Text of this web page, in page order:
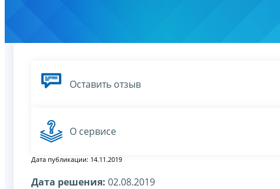
Оставить отзыв
О сервисе
Дата публикации: 14.11.2019
Дата решения: 02.08.2019